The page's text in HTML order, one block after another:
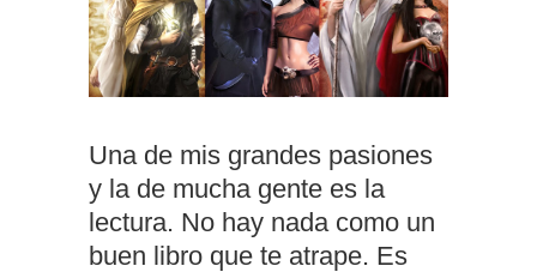
Una de mis grandes pasiones
y la de mucha gente es la
lectura. No hay nada como un
buen libro que te atrape. Es